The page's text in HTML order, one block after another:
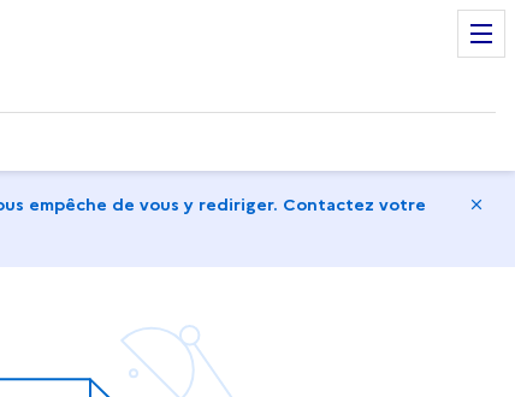
empêche de vous y rediriger. Contactez votre